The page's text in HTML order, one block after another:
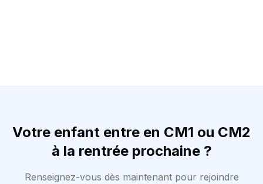
Votre enfant entre en CM1 ou CM2
à la rentrée prochaine ?
Renseignez-vous dès maintenant pour rejoindre